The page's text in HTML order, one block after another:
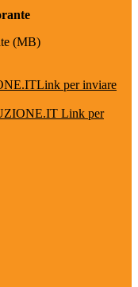
(MB)
Link per inviare
Link per